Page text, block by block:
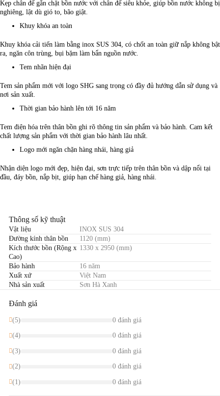
Kẹp chân đế gắn chặt bồn nước với chân đế siêu khỏe, giúp bồn nước không bị
nghiêng, lật dù gió to, bão giật.
Khuy khóa an toàn
Khuy khóa cải tiến làm bằng inox SUS 304, có chốt an toàn giữ nắp không bật
ra, ngăn côn trùng, bụi bặm làm bẩn nguồn nước.
Tem nhãn hiện đại
Tem sản phẩm mới với logo SHG sang trọng có đầy đủ hướng dẫn sử dụng và
nơi sản xuất.
Thời gian bảo hành lên tới 16 năm
Tem điện hóa trên thân bồn ghi rõ thông tin sản phẩm và bảo hành. Cam kết
chất lượng sản phẩm với thời gian bảo hành lâu nhất.
Logo mới ngăn chặn hàng nhái, hàng giả
Nhận diện logo mới đẹp, hiện đại, sơn trực tiếp trên thân bồn và dập nổi tại
đầu, đáy bồn, nắp bịt, giúp hạn chế hàng giả, hàng nhái.
Thông số kỹ thuật
Vật liệu
INOX SUS 304
Đường kính thân bồn
1120 (mm)
Kích thước bồn (Rộng x
Cao)
1330 x 2950 (mm)
Bảo hành
16 năm
Xuất xứ
Việt Nam
Nhà sản xuất
Sơn Hà Xanh
Đánh giá
(5) 0 đánh giá
(4) 0 đánh giá
(3) 0 đánh giá
(2) 0 đánh giá
(1) 0 đánh giá